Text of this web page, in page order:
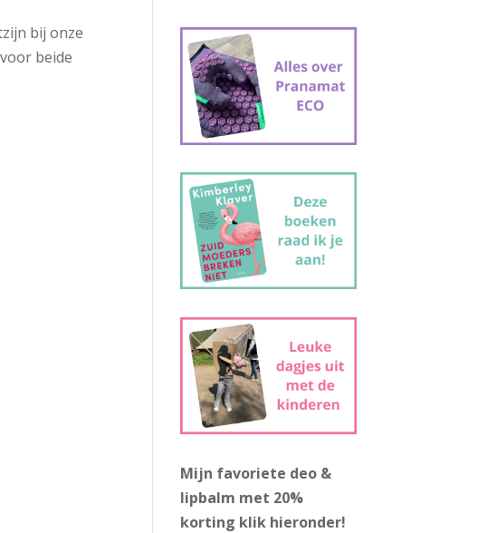
bij onze
beide
Mijn favoriete deo &
lipbalm met 20%
korting klik hieronder!